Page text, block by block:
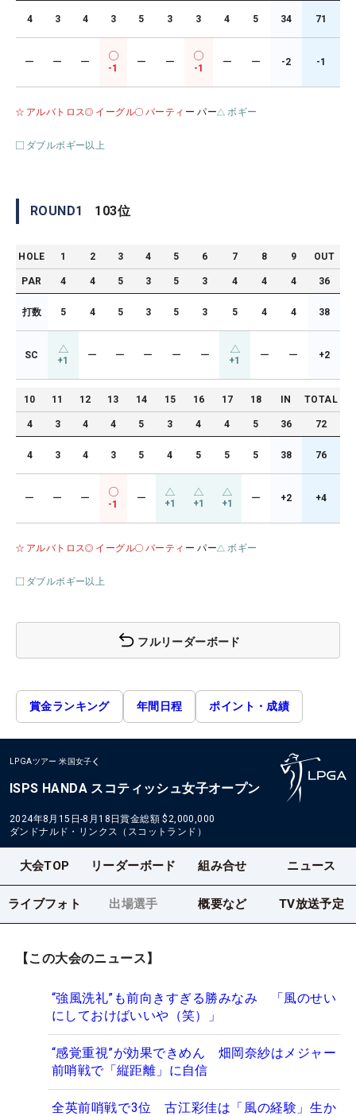
4 3 4 3 5 3 3 4 5 34 71
ー ー ー
-1
ー ー
-1
ー ー -2 -1
アルバトロス イーグル バーティ ー パー ボギー
ダブルボギー以上
ROUND1 103位
HOLE 1 2 3 4 5 6 7 8 9 OUT
PAR 4 4 5 3 5 3 4 4 4 36
打数 5 4 5 3 5 3 5 4 4 38
SC +1 ー ー ー ー ー +1 ー ー +2
10 11 12 13 14 15 16 17 18 IN TOTAL
4 3 4 4 5 3 4 4 5 36 72
4 3 4 3 5 4 5 5 5 38 76
ー ー ー
-1
ー +1 +1 +1 ー +2 +4
アルバトロス イーグル バーティ ー パー ボギー
ダブルボギー以上
フルリーダーボード
賞金ランキング 年間日程 ポイント・成績
LPGAツアー 米国女子
ISPS HANDA スコティッシュ女子オープン
2024年8月15日-8月18日賞金総額 $2,000,000
ダンドナルド・リンクス（スコットランド）
大会TOP リーダーボード 組み合せ ニュース
ライブフォト 出場選手 概要など TV放送予定
【この大会のニュース】
“強風洗礼”も前向きすぎる勝みなみ 「風のせい
にしておけばいいや（笑）」
“感覚重視”が効果できめん 畑岡奈紗はメジャー
前哨戦で「縦距離」に自信
全英前哨戦で3位 古江彩佳は「風の経験」生か